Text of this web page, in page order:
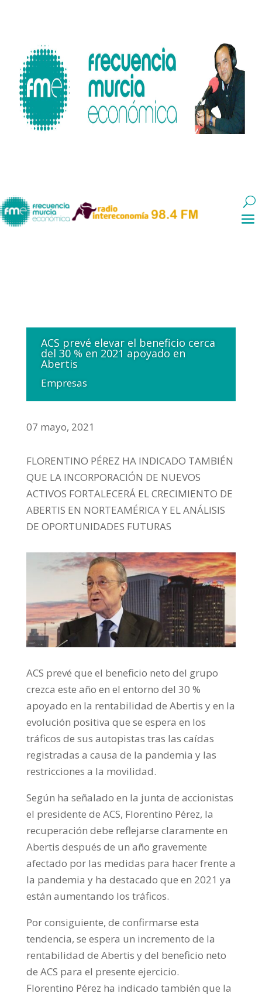
ACS prevé elevar el beneficio cerca
del 30 % en 2021 apoyado en
Abertis
Empresas
07 mayo, 2021
FLORENTINO PÉREZ HA INDICADO TAMBIÉN
QUE LA INCORPORACIÓN DE NUEVOS
ACTIVOS FORTALECERÁ EL CRECIMIENTO DE
ABERTIS EN NORTEAMÉRICA Y EL ANÁLISIS
DE OPORTUNIDADES FUTURAS
ACS prevé que el beneficio neto del grupo
crezca este año en el entorno del 30 %
apoyado en la rentabilidad de Abertis y en la
evolución positiva que se espera en los
tráficos de sus autopistas tras las caídas
registradas a causa de la pandemia y las
restricciones a la movilidad.
Según ha señalado en la junta de accionistas
el presidente de ACS, Florentino Pérez, la
recuperación debe reflejarse claramente en
Abertis después de un año gravemente
afectado por las medidas para hacer frente a
la pandemia y ha destacado que en 2021 ya
están aumentando los tráficos.
Por consiguiente, de confirmarse esta
tendencia, se espera un incremento de la
rentabilidad de Abertis y del beneficio neto
de ACS para el presente ejercicio.
Florentino Pérez ha indicado también que la